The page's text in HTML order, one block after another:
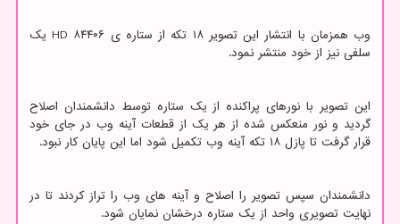
وب همزمان با انتشار این تصویر ۱۸ تکه از ستاره ی HD ۸۴۴۰۶ یک
سلفی نیز از خود منتشر نمود.
این تصویر با نورهای پراکنده از یک ستاره توسط دانشمندان اصلاح
گردید و نور منعکس شده از هر یک از قطعات آینه وب در جای خود
قرار گرفت تا پازل ۱۸ تکه آینه وب تکمیل شود اما این پایان کار نبود.
دانشمندان سپس تصویر را اصلاح و آینه های وب را تراز کردند تا در
نهایت تصویری واحد از یک ستاره درخشان نمایان شود.